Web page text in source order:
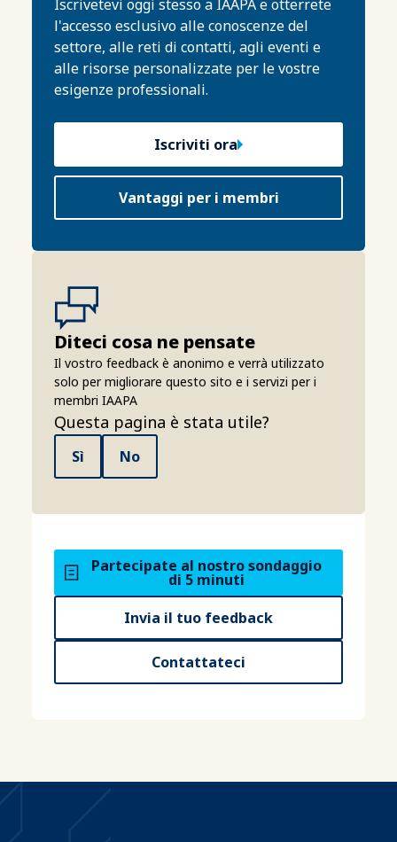
Iscrivetevi oggi stesso a IAAPA e otterrete
l'accesso esclusivo alle conoscenze del
settore, alle reti di contatti, agli eventi e
alle risorse personalizzate per le vostre
esigenze professionali.
Iscriviti ora
Vantaggi per i membri
Diteci cosa ne pensate
Il vostro feedback è anonimo e verrà utilizzato
solo per migliorare questo sito e i servizi per i
membri IAAPA
Questa pagina è stata utile?
Sì No
Partecipate al nostro sondaggio
di 5 minuti
Invia il tuo feedback
Contattateci